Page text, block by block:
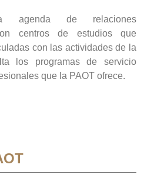
agenda de relaciones
centros de estudios que
con las actividades de la
los programas de servicio
que la PAOT ofrece.